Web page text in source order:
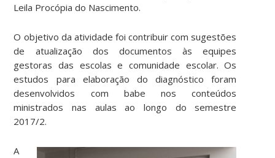
Leila Procópia do Nascimento.
O objetivo da atividade foi contribuir com sugestões
de atualização dos documentos às equipes
gestoras das escolas e comunidade escolar. Os
estudos para elaboração do diagnóstico foram
desenvolvidos com babe nos conteúdos
ministrados nas aulas ao longo do semestre
2017/2.
A